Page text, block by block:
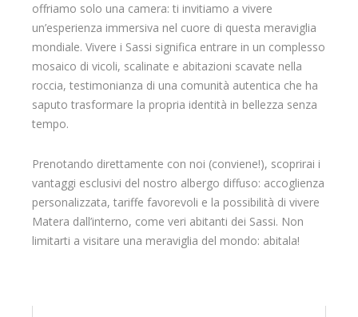
offriamo solo una camera: ti invitiamo a vivere
un’esperienza immersiva nel cuore di questa meraviglia
mondiale. Vivere i Sassi significa entrare in un complesso
mosaico di vicoli, scalinate e abitazioni scavate nella
roccia, testimonianza di una comunità autentica che ha
saputo trasformare la propria identità in bellezza senza
tempo.
Prenotando direttamente con noi (conviene!), scoprirai i
vantaggi esclusivi del nostro albergo diffuso: accoglienza
personalizzata, tariffe favorevoli e la possibilità di vivere
Matera dall’interno, come veri abitanti dei Sassi. Non
limitarti a visitare una meraviglia del mondo: abitala!